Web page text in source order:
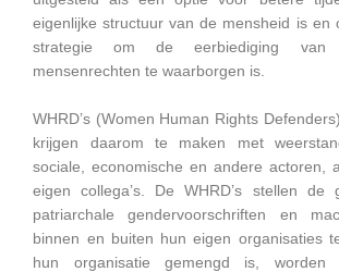
eigenlijke structuur van de mensheid is en
strategie om de eerbiediging van
mensenrechten te waarborgen is.
WHRD’s (Women Human Rights
krijgen daarom te maken met
sociale, economische en andere actoren,
eigen collega’s. De WHRD’s stellen de
patriarchale gendervoorschriften en
binnen en buiten hun eigen organisaties
hun organisatie gemengd is,